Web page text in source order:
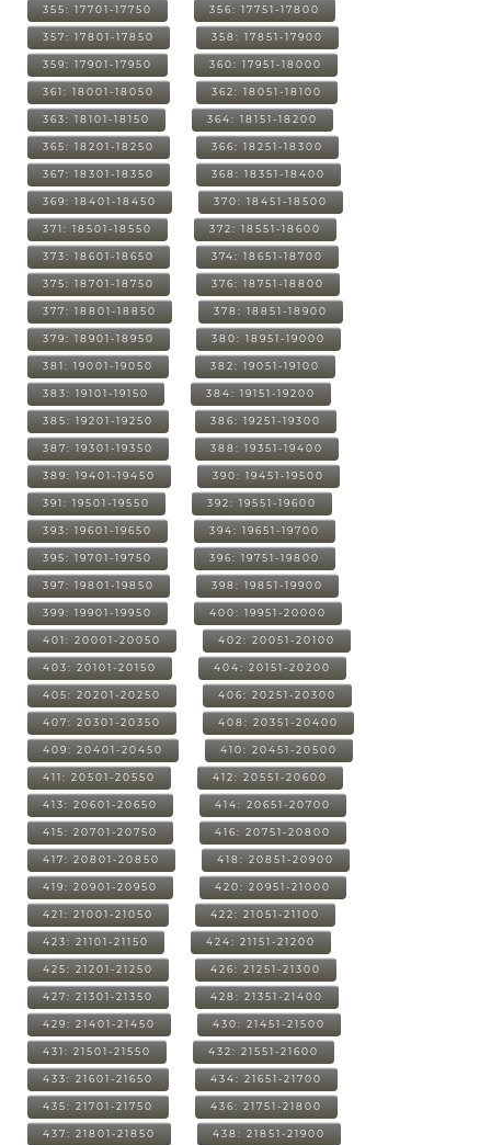
355: 17701-17750 356: 17751-17800
357: 17801-17850 358: 17851-17900
359: 17901-17950 360: 17951-18000
361: 18001-18050 362: 18051-18100
363: 18101-18150 364: 18151-18200
365: 18201-18250 366: 18251-18300
367: 18301-18350 368: 18351-18400
369: 18401-18450 370: 18451-18500
371: 18501-18550 372: 18551-18600
373: 18601-18650 374: 18651-18700
375: 18701-18750 376: 18751-18800
377: 18801-18850 378: 18851-18900
379: 18901-18950 380: 18951-19000
381: 19001-19050 382: 19051-19100
383: 19101-19150 384: 19151-19200
385: 19201-19250 386: 19251-19300
387: 19301-19350 388: 19351-19400
389: 19401-19450 390: 19451-19500
391: 19501-19550 392: 19551-19600
393: 19601-19650 394: 19651-19700
395: 19701-19750 396: 19751-19800
397: 19801-19850 398: 19851-19900
399: 19901-19950 400: 19951-20000
401: 20001-20050 402: 20051-20100
403: 20101-20150 404: 20151-20200
405: 20201-20250 406: 20251-20300
407: 20301-20350 408: 20351-20400
409: 20401-20450 410: 20451-20500
411: 20501-20550 412: 20551-20600
413: 20601-20650 414: 20651-20700
415: 20701-20750 416: 20751-20800
417: 20801-20850 418: 20851-20900
419: 20901-20950 420: 20951-21000
421: 21001-21050 422: 21051-21100
423: 21101-21150 424: 21151-21200
425: 21201-21250 426: 21251-21300
427: 21301-21350 428: 21351-21400
429: 21401-21450 430: 21451-21500
431: 21501-21550 432: 21551-21600
433: 21601-21650 434: 21651-21700
435: 21701-21750 436: 21751-21800
437: 21801-21850 438: 21851-21900